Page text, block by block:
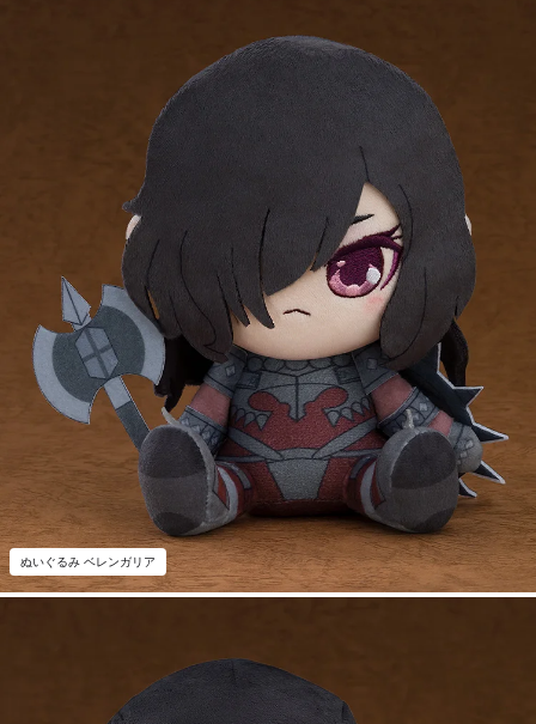
ぬいぐるみ ベレンガリア